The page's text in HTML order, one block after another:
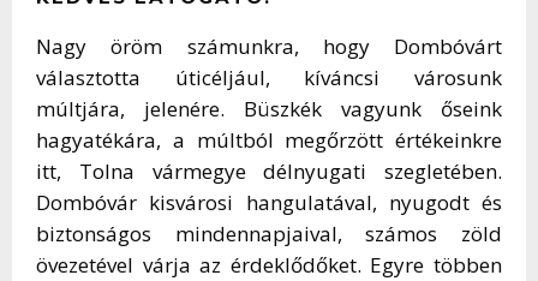
Nagy öröm számunkra, hogy Dombóvárt
választotta úticéljául, kíváncsi városunk
múltjára, jelenére. Büszkék vagyunk őseink
hagyatékára, a múltból megőrzött értékeinkre
itt, Tolna vármegye délnyugati szegletében.
Dombóvár kisvárosi hangulatával, nyugodt és
biztonságos mindennapjaival, számos zöld
övezetével várja az érdeklődőket. Egyre többen